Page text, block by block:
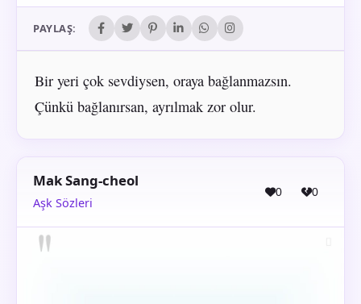
PAYLAŞ:
Bir yeri çok sevdiysen, oraya bağlanmazsın.
Çünkü bağlanırsan, ayrılmak zor olur.
Mak Sang-cheol
Aşk Sözleri
0 0